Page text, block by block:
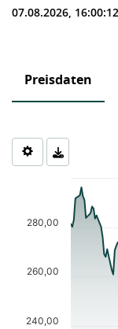
07.08.2026, 16:00:12
Preisdaten
Chart
Chart with 118 data
The chart has 1 X
The chart has 1 Y
240,00
260,00
280,00